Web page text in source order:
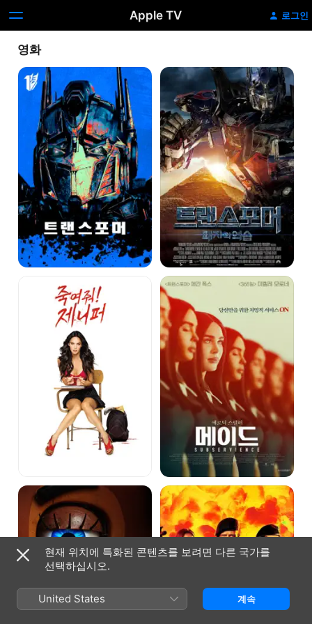
Apple TV 로그인
영화
트랜스포머
트랜스포머:
패자의
역습
메이드
프레디의
피자가게
익스펜더블
4
현재 위치에 특화된 콘텐츠를 보려면 다른 국가를
선택하십시오.
United States 계속